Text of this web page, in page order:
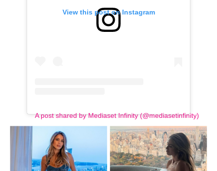
View this post on Instagram
A post shared by Mediaset Infinity (@mediasetinfinity)